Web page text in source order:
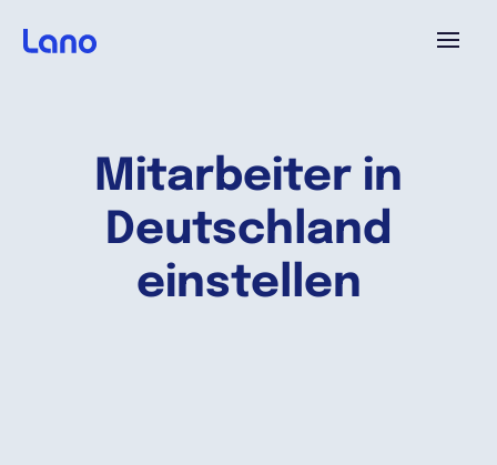
Mitarbeiter in
Deutschland
einstellen
Warum Lano?